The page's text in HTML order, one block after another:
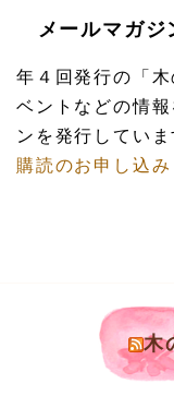
メールマガジ
年４回発行の「
ベントなどの情
ンを発行していま
購読のお申し込み
木